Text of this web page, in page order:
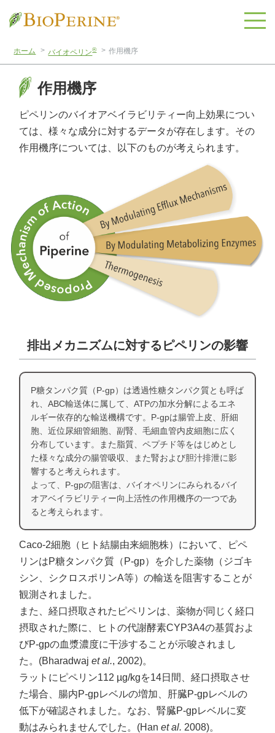
ホーム バイオペリン® 作用機序
作用機序
ピペリンのバイオアベイラビリティー向上効果につい
ては、様々な成分に対するデータが存在します。その
作用機序については、以下のものが考えられます。
排出メカニズムに対するピペリンの影響
Caco-2細胞（ヒト結腸由来細胞株）において、ピペ
リンはP糖タンパク質（P-gp）を介した薬物（ジゴキ
シン、シクロスポリンA等）の輸送を阻害することが
観測されました。
また、経口摂取されたピペリンは、薬物が同じく経口
摂取された際に、ヒトの代謝酵素CYP3A4の基質およ
びP-gpの血漿濃度に干渉することが示唆されまし
た。(Bharadwajet al., 2002)。
ラットにピペリン112 µg/kgを14日間、経口摂取させ
た場合、腸内P-gpレベルの増加、肝臓P-gpレベルの
低下が確認されました。なお、腎臓P-gpレベルに変
動はみられませんでした。(Hanet al. 2008)。
P糖タンパク質（P-gp）は透過性糖タンパク質とも呼ば
れ、ABC輸送体に属して、ATPの加水分解によるエネ
ルギー依存的な輸送機構です。P-gpは腸管上皮、肝細
胞、近位尿細管細胞、副腎、毛細血管内皮細胞に広く
分布しています。また脂質、ペプチド等をはじめとし
た様々な成分の腸管吸収、また腎および胆汁排泄に影
響すると考えられます。
よって、P-gpの阻害は、バイオペリンにみられるバイ
オアベイラビリティー向上活性の作用機序の一つであ
ると考えられます。